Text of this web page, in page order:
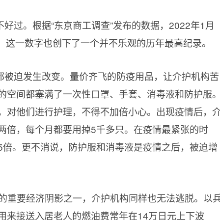
过。根据“东京商工调查”发布的数据，2022年1月
一数字也创下了一个并不乐观的历年最高纪录。
迫发生改变。量价齐飞的防疫用品，让介护机构苦
空间都塞满了一次性口罩、手套、消毒液和防护服
对他们进行护理，不得不加倍小心。出现疫情后，
倍，每个月都要用掉5千多只。在疫情最紧张的时
。更不消说，防护服和消毒液是疫情之后，被迫增
重要经济阴影之一，介护机构同样也无法逃脱。以
来接送入居老人的燃油费常年在14万日元上下波